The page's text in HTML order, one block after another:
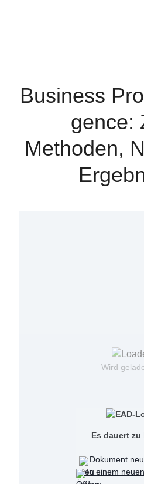
Business
gence:
Methoden,
Wird
Es dauert zu
Dokument
In einem